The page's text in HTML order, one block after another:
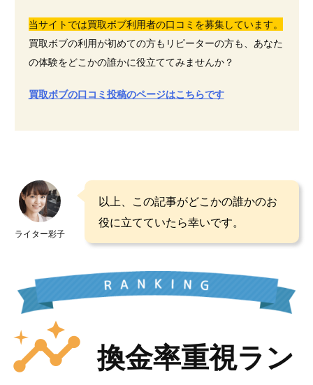
当サイトでは買取ボブ利用者の口コミを募集しています。
買取ボブの利用が初めての方もリピーターの方も、あなた
の体験をどこかの誰かに役立ててみませんか？
買取ボブの口コミ投稿のページはこちらです
ライター彩子
以上、この記事がどこかの誰かのお
役に立てていたら幸いです。
insights 換金率重視ラン